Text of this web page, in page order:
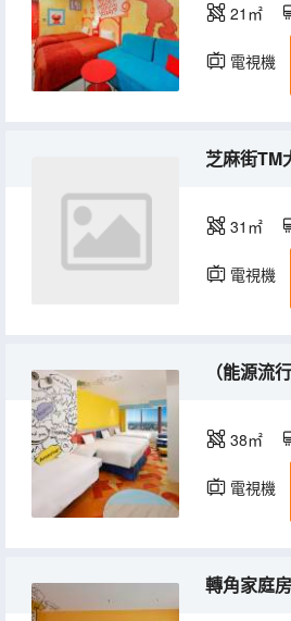
21㎡
電視機
芝麻街TM
31㎡
電視機
（能源流
38㎡
電視機
轉角家庭房